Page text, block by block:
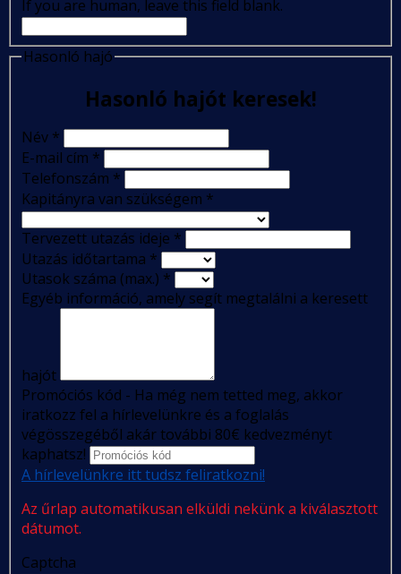
If you are human, leave this field blank.
Hasonló hajó
Hasonló hajót keresek!
Név *
E-mail cím *
Telefonszám *
Kapitányra van szükségem *
Tervezett utazás ideje *
Utazás időtartama *
Utasok száma (max.) *
Egyéb információ, amely segít megtalálni a keresett
hajót
Promóciós kód - Ha még nem tetted meg, akkor
iratkozz fel a hírlevelünkre és a foglalás
végösszegéből akár további 80€ kedvezményt
kaphatsz!
A hírlevelünkre itt tudsz feliratkozni!
Az űrlap automatikusan elküldi nekünk a kiválasztott
dátumot.
Captcha